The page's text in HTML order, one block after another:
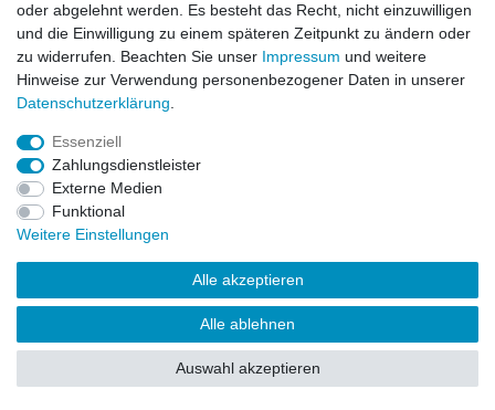
Barrierefreiheitserklärung Widerrufs­recht
Vertrag widerrufen
© Copyright 2026 | Alle Rechte vorbehalten.
oder abgelehnt werden. Es besteht das Recht, nicht einzuwilligen
und die Einwilligung zu einem späteren Zeitpunkt zu ändern oder
zu widerrufen. Beachten Sie unser Impressum und weitere
Hinweise zur Verwendung personenbezogener Daten in unserer
Daten­schutz­erklärung
Essenziell
Zahlungsdienstleister
Externe Medien
Funktional
Weitere Einstellungen
Alle akzeptieren
Alle ablehnen
Auswahl akzeptieren